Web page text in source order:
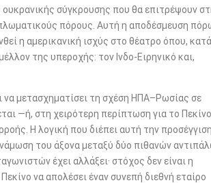
σύγκρουσης που θα επιτρέψουν
πόρους. Αυτή η αποδέσμευση
η αμερικανική ισχύς στο θέατρο όπου, κατά
της υπεροχής: τον Ινδο-Ειρηνικό και,
να μετασχηματίσει τη σχέση ΗΠΑ–Ρωσίας σε
—ή, στη χειρότερη περίπτωση για το
Η λογική που διέπει αυτή την προσέγγιση
του άξονα μεταξύ δύο πιθανών
έχει αλλάξει· στόχος δεν είναι η
να απολέσει έναν συνεπή διεθνή εταίρο